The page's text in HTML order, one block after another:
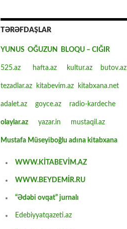
TƏRƏFDAŞLAR
YUNUS OĞUZUN BLOQU – CIĞIR
525.az hafta.az kultur.az butov.az
tezadlar.az kitabevim.az kitabxana.net
adalet.az goyce.az radio-kardeche
olaylar.az yazar.in mustaqil.az
Mustafa Müseyiboğlu adına kitabxana
WWW.KİTABEVİM.AZ
WWW.BEYDEMİR.RU
“Ədəbi ovqat” jurnalı
Edebiyyatqazeti.az